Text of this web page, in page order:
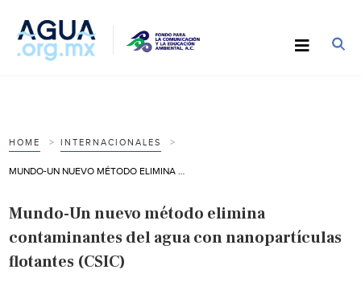
HOME INTERNACIONALES
Mundo-Un nuevo método elimina
contaminantes del agua con nanopartículas
flotantes (CSIC)